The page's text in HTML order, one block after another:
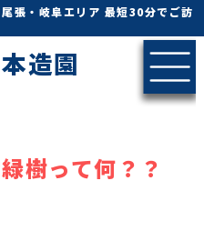
張・岐阜エリア 最短30分でご訪
造園
樹って何？？